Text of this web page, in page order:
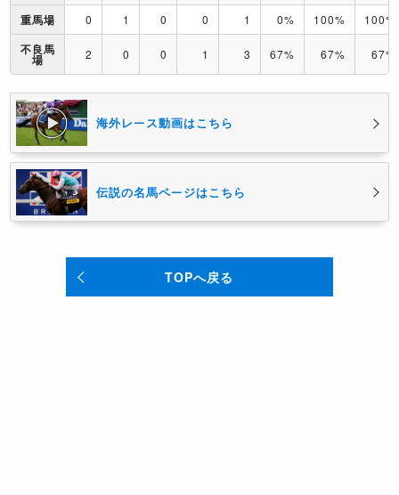
重馬場 0 1 0 0 1 0% 100% 100%
不良馬
場 2 0 0 1 3 67% 67% 67%
海外レース動画はこちら
伝説の名馬ページはこちら
TOPへ戻る